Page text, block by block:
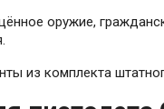
оружие,
из комплекта